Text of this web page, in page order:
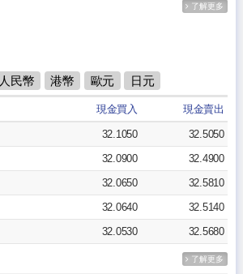
了解更多
人民幣 港幣 歐元 日元
現金買入 現金賣出
32.1050
32.5050
32.0900
32.4900
32.0650
32.5810
32.0640
32.5140
32.0530 32.5680
了解更多